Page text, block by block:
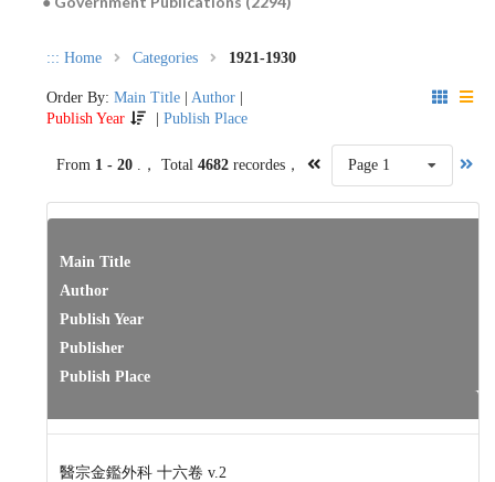
::: Home Categories 1921-1930
Order By: Main Title Author
Publish Year
|Publish Place
From 1 - 20 .， Total 4682recordes， Page 1
Main Title
Author
Publish Year
Publisher
Publish Place
醫宗金鑑外科 十六卷 v.2